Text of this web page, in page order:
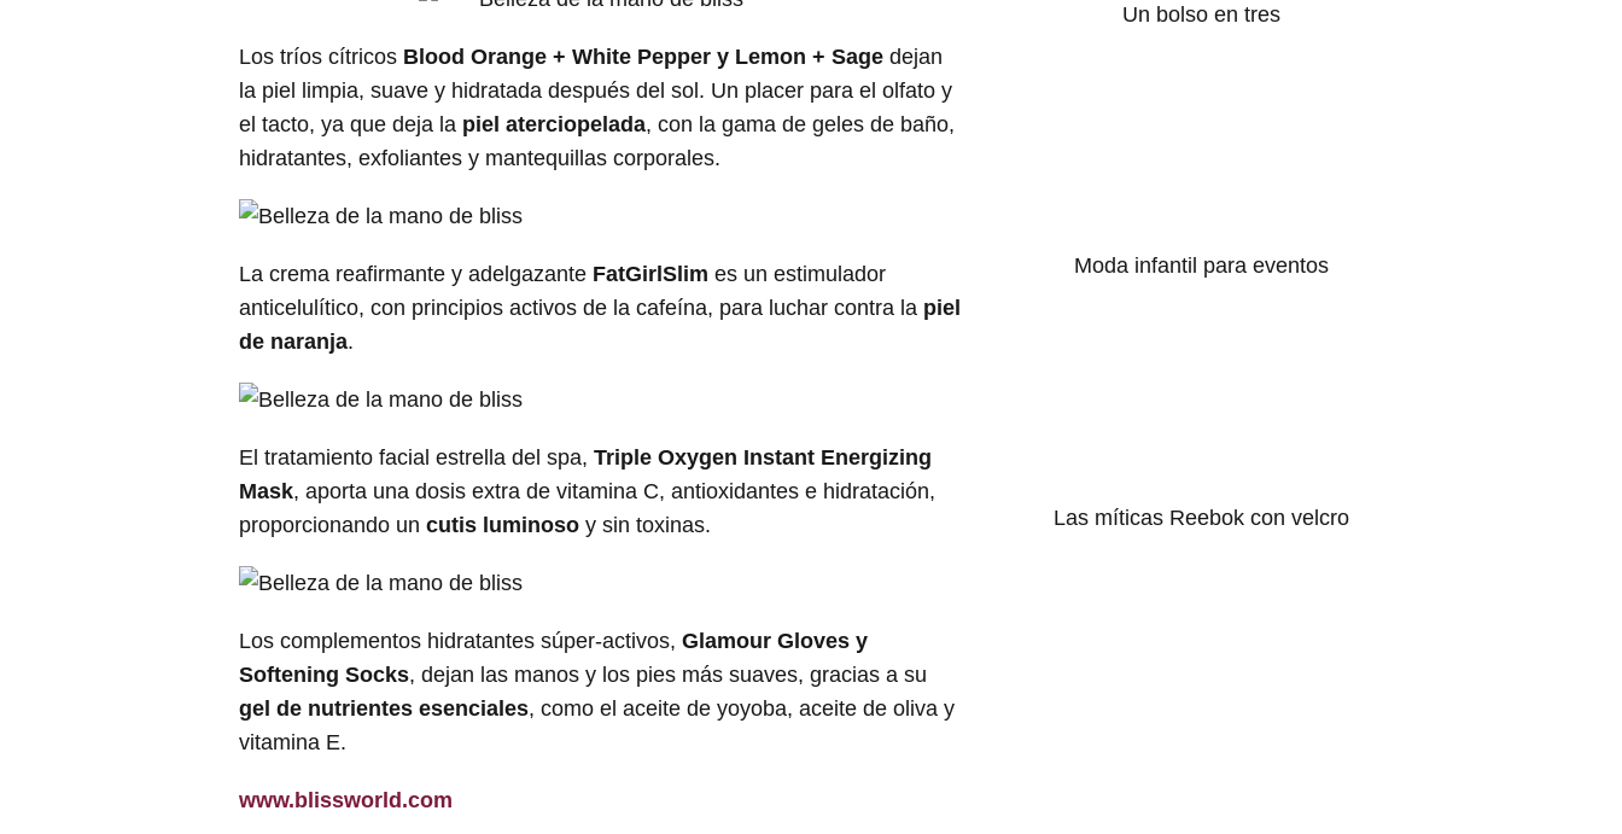
Los tríos cítricos Blood Orange + White Pepper y Lemon + Sage dejan
la piel limpia, suave y hidratada después del sol. Un placer para el olfato y
el tacto, ya que deja la piel aterciopelada, con la gama de geles de baño,
hidratantes, exfoliantes y mantequillas corporales.
La crema reafirmante y adelgazante FatGirlSlim es un estimulador
anticelulítico, con principios activos de la cafeína, para luchar contra la piel
de naranja.
El tratamiento facial estrella del spa, Triple Oxygen Instant Energizing
Mask, aporta una dosis extra de vitamina C, antioxidantes e hidratación,
proporcionando un cutis luminoso y sin toxinas.
Los complementos hidratantes súper-activos, Glamour Gloves y
Softening Socks, dejan las manos y los pies más suaves, gracias a su
gel de nutrientes esenciales, como el aceite de yoyoba, aceite de oliva y
vitamina E.
www.blissworld.com
Un bolso en tres
Moda infantil para eventos
Las míticas Reebok con velcro